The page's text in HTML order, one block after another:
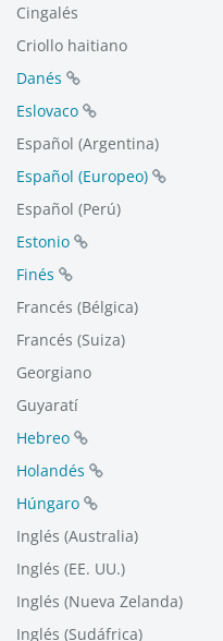
Cingalés
Criollo haitiano
Danés
Eslovaco
Español (Argentina)
Español (Europeo)
Español (Perú)
Estonio
Finés
Francés (Bélgica)
Francés (Suiza)
Georgiano
Guyaratí
Hebreo
Holandés
Húngaro
Inglés (Australia)
Inglés (EE. UU.)
Inglés (Nueva Zelanda)
Inglés (Sudáfrica)